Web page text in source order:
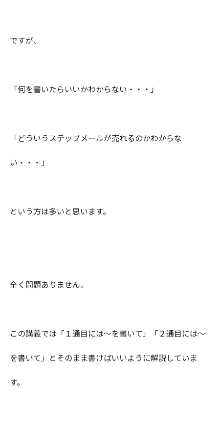
ですが、
「何を書いたらいいかわからない・・・」
「どういうステップメールが売れるのかわからな
い・・・」
という方は多いと思います。
全く問題ありません。
この講義では「１通目には～を書いて」「２通目には～
を書いて」とそのまま書けばいいように解説していま
す。